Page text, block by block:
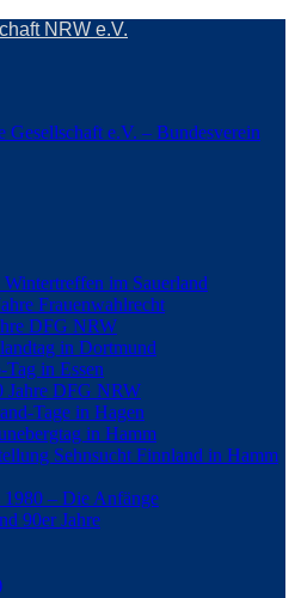
NRW e.V.
Gesellschaft e.V. – Bundesverein
im Sauerland
Frauenwahlrecht
DFG NRW
in Dortmund
in Essen
Jahre DFG NRW
Tage in Hagen
in Hamm
Sehnsucht Finnland in Hamm
1980 – Die Anfänge
90er Jahre